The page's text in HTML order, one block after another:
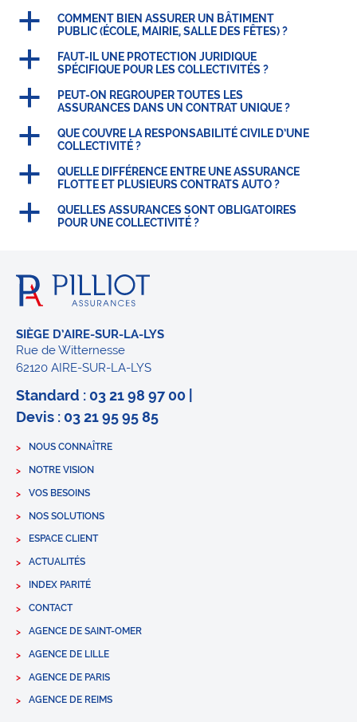
a
COMMENT BIEN ASSURER UN BÂTIMENT
PUBLIC (ÉCOLE, MAIRIE, SALLE DES FÊTES) ?
a
FAUT-IL UNE PROTECTION JURIDIQUE
SPÉCIFIQUE POUR LES COLLECTIVITÉS ?
a
PEUT-ON REGROUPER TOUTES LES
ASSURANCES DANS UN CONTRAT UNIQUE ?
a
QUE COUVRE LA RESPONSABILITÉ CIVILE D’UNE
COLLECTIVITÉ ?
a
QUELLE DIFFÉRENCE ENTRE UNE ASSURANCE
FLOTTE ET PLUSIEURS CONTRATS AUTO ?
a
QUELLES ASSURANCES SONT OBLIGATOIRES
POUR UNE COLLECTIVITÉ ?
SIÈGE D’AIRE-SUR-LA-LYS
Rue de Witternesse
62120 AIRE-SUR-LA-LYS
Standard : 03 21 98 97 00 |
Devis : 03 21 95 95 85
NOUS CONNAÎTRE
NOTRE VISION
VOS BESOINS
NOS SOLUTIONS
ESPACE CLIENT
ACTUALITÉS
INDEX PARITÉ
CONTACT
AGENCE DE SAINT-OMER
AGENCE DE LILLE
AGENCE DE PARIS
AGENCE DE REIMS